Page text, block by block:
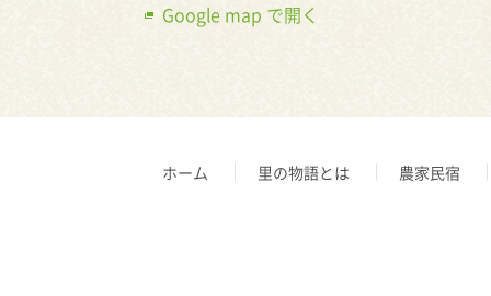
Google map で開く
ホーム 里の物語とは 農家民宿